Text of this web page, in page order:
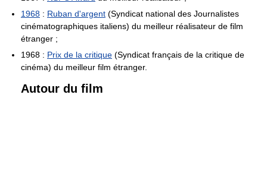
1968 : Ruban d'argent (Syndicat national des Journalistes
cinématographiques italiens) du meilleur réalisateur de film
étranger ;
1968 : Prix de la critique (Syndicat français de la critique de
cinéma) du meilleur film étranger.
Autour du film